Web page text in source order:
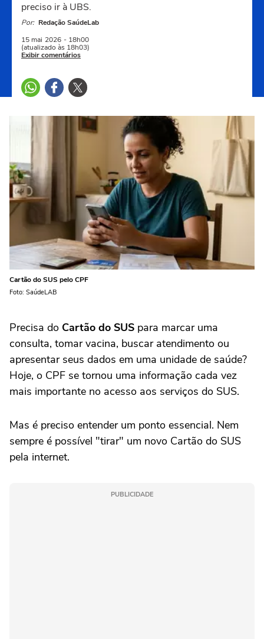
preciso ir à UBS.
Por: Redação SaúdeLab
15 mai 2026 - 18h00
(atualizado às 18h03)
Exibir comentários
Cartão do SUS pelo CPF
Foto: SaúdeLAB
Precisa do Cartão do SUS para marcar uma
consulta, tomar vacina, buscar atendimento ou
apresentar seus dados em uma unidade de saúde?
Hoje, o CPF se tornou uma informação cada vez
mais importante no acesso aos serviços do SUS.
Mas é preciso entender um ponto essencial. Nem
sempre é possível "tirar" um novo Cartão do SUS
pela internet.
PUBLICIDADE